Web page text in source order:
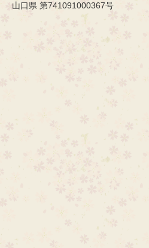
山口県 第741091000367号